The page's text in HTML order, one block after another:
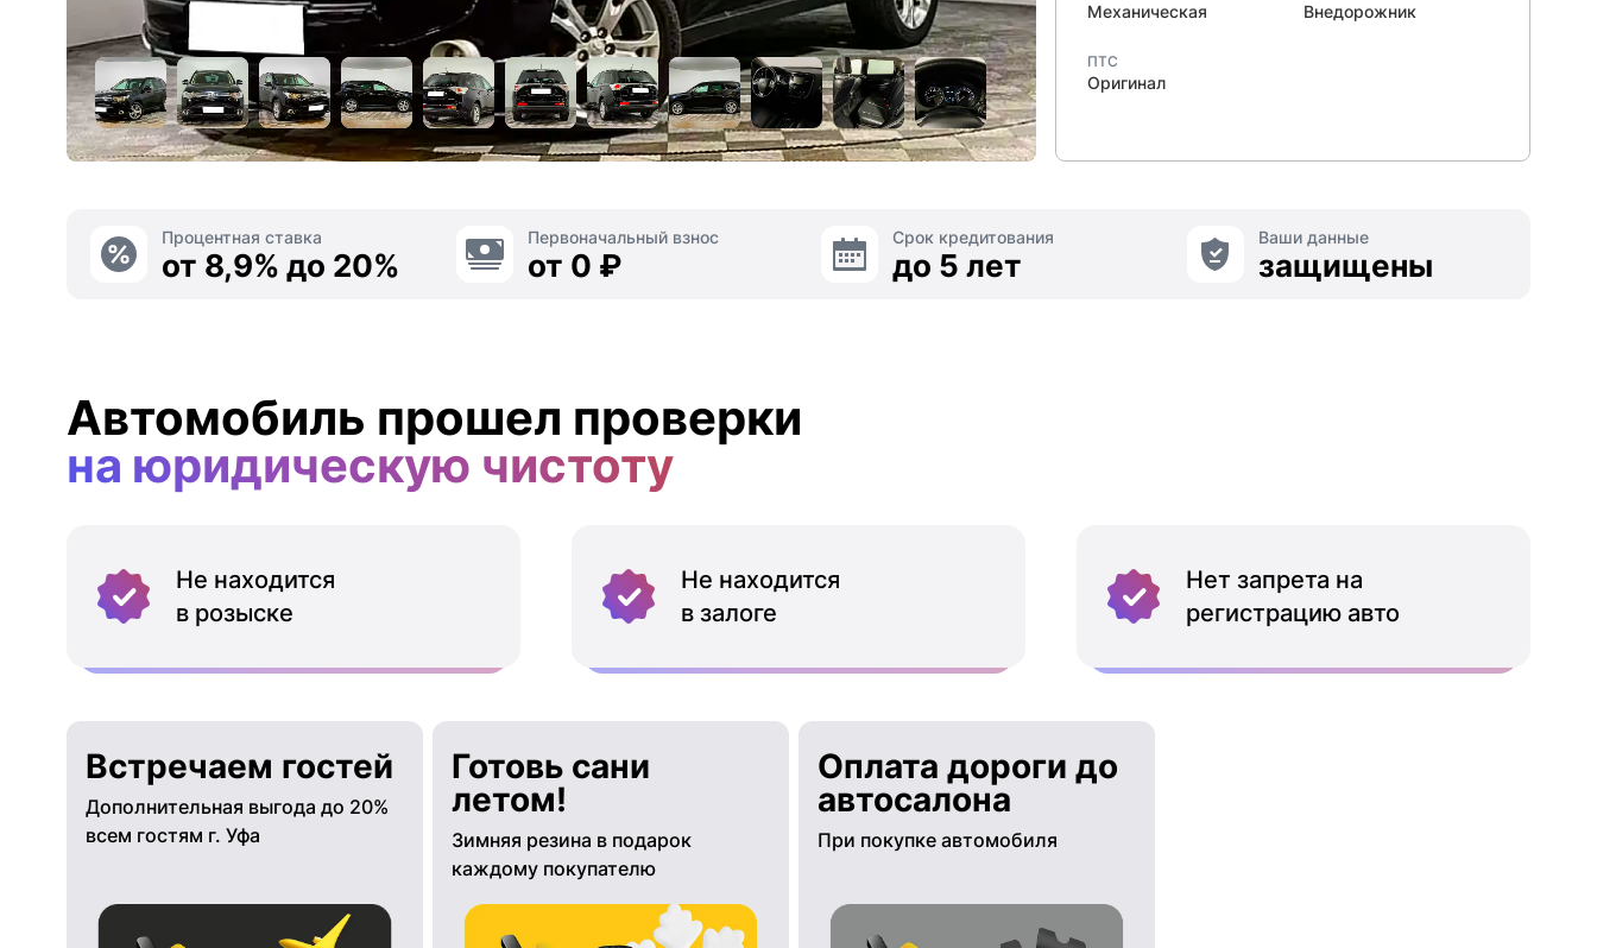
Механическая Внедорожник
ПТС
Оригинал
Процентная ставка
от 8,9% до 20%
Первоначальный взнос
от 0 ₽
Срок кредитования
до 5 лет
Ваши данные
защищены
Автомобиль прошел проверки
на юридическую чистоту
Не находится
в розыске
Не находится
в залоге
Нет запрета на
регистрацию авто
Встречаем гостей
Дополнительная выгода до 20%
всем гостям г. Уфа
Готовь сани
летом!
Зимняя резина в подарок
каждому покупателю
Оплата дороги до
автосалона
При покупке автомобиля